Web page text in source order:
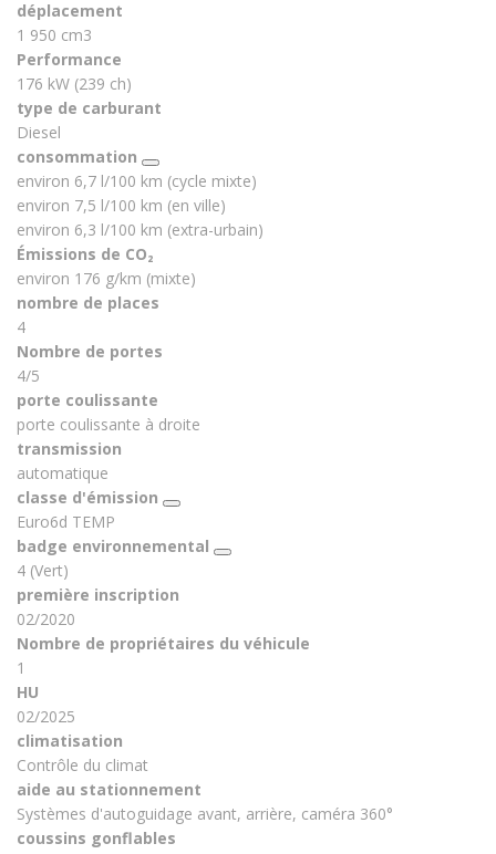
déplacement
1 950 cm3
Performance
176 kW (239 ch)
type de carburant
Diesel
consommation
environ 6,7 l/100 km (cycle mixte)
environ 7,5 l/100 km (en ville)
environ 6,3 l/100 km (extra-urbain)
Émissions de CO₂
environ 176 g/km (mixte)
nombre de places
4
Nombre de portes
4/5
porte coulissante
porte coulissante à droite
transmission
automatique
classe d'émission
Euro6d TEMP
badge environnemental
4 (Vert)
première inscription
02/2020
Nombre de propriétaires du véhicule
1
HU
02/2025
climatisation
Contrôle du climat
aide au stationnement
Systèmes d'autoguidage avant, arrière, caméra 360°
coussins gonflables